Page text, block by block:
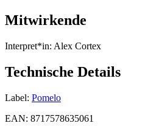
Mitwirkende
Interpret*in: Alex Cortex
Technische Details
Label: Pomelo
EAN: 8717578635061